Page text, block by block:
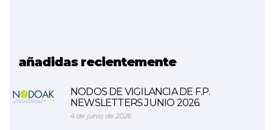
añadidas recientemente
NODOS DE VIGILANCIA DE F.P.
NEWSLETTERS JUNIO 2026.
4 de junio de 2026